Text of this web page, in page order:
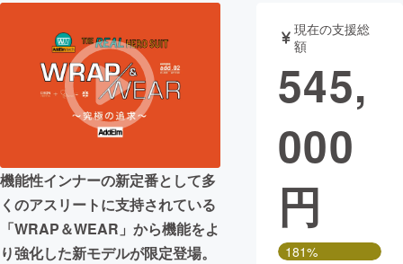
テクノロジー・ガジェット
映像・映画
ビジネス・起業 チャレンジ
CAMPFIRE for Social Good
CAMPFIRE Creation
CAMPFIREふるさと納税machi-ya コミュニティ
機能性インナーの新定番として多
くのアスリートに支持されている
「WRAP＆WEAR」から機能をよ
り強化した新モデルが限定登場。
現在の支援総
額
545,
000
円
181%